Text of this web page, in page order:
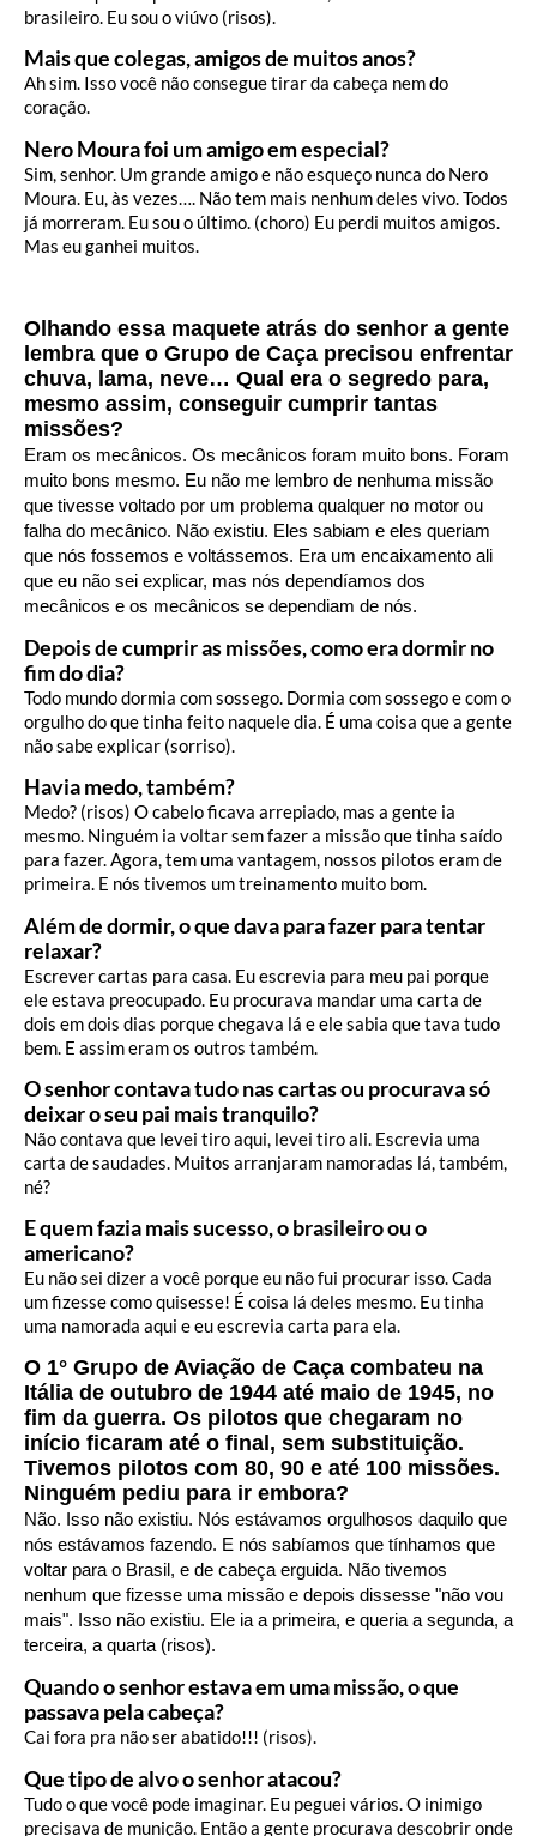
brasileiro. Eu sou o viúvo (risos).
Mais que colegas, amigos de muitos anos?
Ah sim. Isso você não consegue tirar da cabeça nem do
coração.
Nero Moura foi um amigo em especial?
Sim, senhor. Um grande amigo e não esqueço nunca do Nero
Moura. Eu, às vezes…. Não tem mais nenhum deles vivo. Todos
já morreram. Eu sou o último. (choro) Eu perdi muitos amigos.
Mas eu ganhei muitos.
Olhando essa maquete atrás do senhor a gente
lembra que o Grupo de Caça precisou enfrentar
chuva, lama, neve… Qual era o segredo para,
mesmo assim, conseguir cumprir tantas
missões?
Eram os mecânicos. Os mecânicos foram muito bons. Foram
muito bons mesmo. Eu não me lembro de nenhuma missão
que tivesse voltado por um problema qualquer no motor ou
falha do mecânico. Não existiu. Eles sabiam e eles queriam
que nós fossemos e voltássemos. Era um encaixamento ali
que eu não sei explicar, mas nós dependíamos dos
mecânicos e os mecânicos se dependiam de nós.
Depois de cumprir as missões, como era dormir no
fim do dia?
Todo mundo dormia com sossego. Dormia com sossego e com o
orgulho do que tinha feito naquele dia. É uma coisa que a gente
não sabe explicar (sorriso).
Havia medo, também?
Medo? (risos) O cabelo ficava arrepiado, mas a gente ia
mesmo. Ninguém ia voltar sem fazer a missão que tinha saído
para fazer. Agora, tem uma vantagem, nossos pilotos eram de
primeira. E nós tivemos um treinamento muito bom.
Além de dormir, o que dava para fazer para tentar
relaxar?
Escrever cartas para casa. Eu escrevia para meu pai porque
ele estava preocupado. Eu procurava mandar uma carta de
dois em dois dias porque chegava lá e ele sabia que tava tudo
bem. E assim eram os outros também.
O senhor contava tudo nas cartas ou procurava só
deixar o seu pai mais tranquilo?
Não contava que levei tiro aqui, levei tiro ali. Escrevia uma
carta de saudades. Muitos arranjaram namoradas lá, também,
né?
E quem fazia mais sucesso, o brasileiro ou o
americano?
Eu não sei dizer a você porque eu não fui procurar isso. Cada
um fizesse como quisesse! É coisa lá deles mesmo. Eu tinha
uma namorada aqui e eu escrevia carta para ela.
O 1° Grupo de Aviação de Caça combateu na
Itália de outubro de 1944 até maio de 1945, no
fim da guerra. Os pilotos que chegaram no
início ficaram até o final, sem substituição.
Tivemos pilotos com 80, 90 e até 100 missões.
Ninguém pediu para ir embora?
Não. Isso não existiu. Nós estávamos orgulhosos daquilo que
nós estávamos fazendo. E nós sabíamos que tínhamos que
voltar para o Brasil, e de cabeça erguida. Não tivemos
nenhum que fizesse uma missão e depois dissesse "não vou
mais". Isso não existiu. Ele ia a primeira, e queria a segunda, a
terceira, a quarta (risos).
Quando o senhor estava em uma missão, o que
passava pela cabeça?
Cai fora pra não ser abatido!!! (risos).
Que tipo de alvo o senhor atacou?
Tudo o que você pode imaginar. Eu peguei vários. O inimigo
precisava de munição. Então a gente procurava descobrir onde